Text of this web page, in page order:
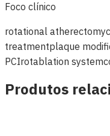
Foco clínico
rotational atherectomy
treatmentplaque
PCIrotablation system
Produtos